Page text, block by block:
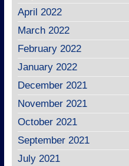
April 2022
March 2022
February 2022
January 2022
December 2021
November 2021
October 2021
September 2021
July 2021